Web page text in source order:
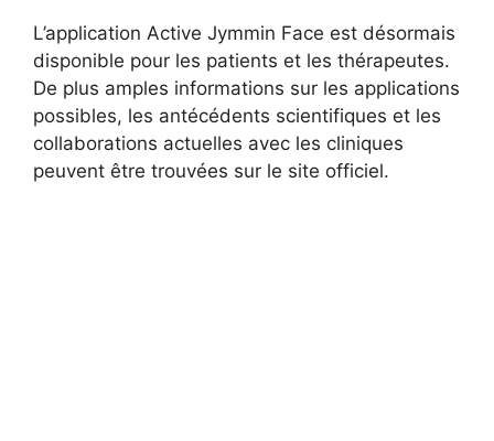
L’application Active Jymmin Face est désormais
disponible pour les patients et les thérapeutes.
De plus amples informations sur les applications
possibles, les antécédents scientifiques et les
collaborations actuelles avec les cliniques
peuvent être trouvées sur le site officiel.